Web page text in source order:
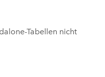
Tabellen nicht